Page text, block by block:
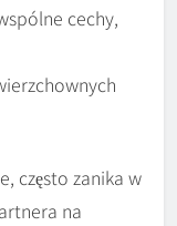
cechy,
często zanika w
na